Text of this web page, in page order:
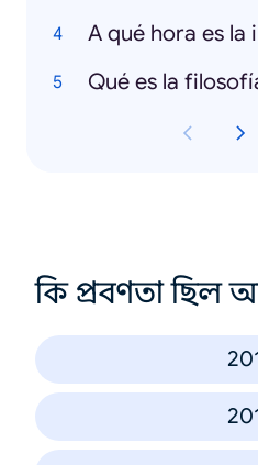
Qué es la
কি প্রবণতা ছিল